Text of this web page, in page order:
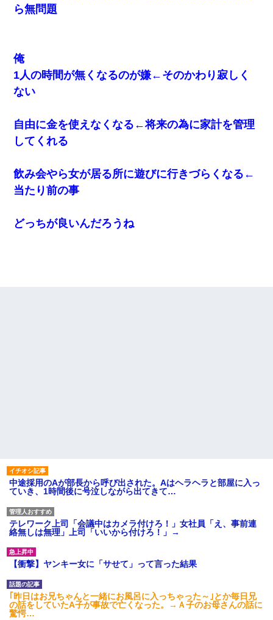
ら無問題
俺
1人の時間が無くなるのが嫌←そのかわり寂しく
ない
自由に金を使えなくなる←将来の為に家計を管理
してくれる
飲み会やら女が居る所に遊びに行きづらくなる←
当たり前の事
どっちが良いんだろうね
中途採用のAが部長から呼び出された。Aはヘラヘラと部屋に入っ
ていき、1時間後に号泣しながら出てきて…
テレワーク上司「会議中はカメラ付けろ！」女社員「え、事前連
絡無しは無理」上司「いいから付けろ！」→
【衝撃】ヤンキー女に「サせて」って言った結果
｢昨日はお兄ちゃんと一緒にお風呂に入っちゃった～｣とか毎日兄
の話をしていたA子が事故で亡くなった。→Ａ子のお母さんの話に
驚愕…